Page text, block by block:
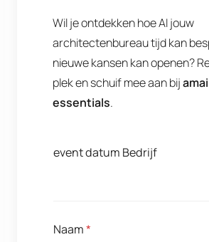
Wil je ontdekken hoe AI jouw
architectenbureau tijd kan
nieuwe kansen kan openen?
plek en schuif mee aan bij
essentials.
event datum Bedrijf
Naam*